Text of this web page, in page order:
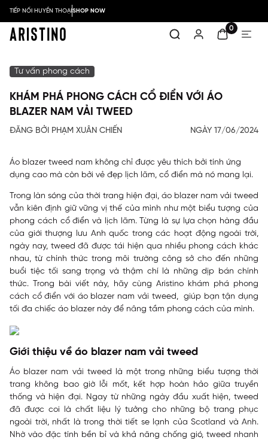
TIẾP NỐI HUYỀN THOẠISHOP NOW
0
Tư vấn phong cách
KHÁM PHÁ PHONG CÁCH CỔ ĐIỂN VỚI ÁO
BLAZER NAM VẢI TWEED
ĐĂNG BỞI PHẠM XUÂN CHIẾN NGÀY 17/06/2024
Áo blazer tweed nam không chỉ được yêu thích bởi tính ứng
dụng cao mà còn bởi vẻ đẹp lịch lãm, cổ điển mà nó mang lại.
Trong làn sóng của thời trang hiện đại, áo blazer nam vải tweed
vẫn kiên định giữ vững vị thế của mình như một biểu tượng của
phong cách cổ điển và lịch lãm. Từng là sự lựa chọn hàng đầu
của giới thượng lưu Anh quốc trong các hoạt động ngoài trời,
ngày nay, tweed đã được tái hiện qua nhiều phong cách khác
nhau, từ chính thức trong môi trường công sở cho đến những
buổi tiệc tối sang trọng và thậm chí là những dịp bán chính
thức. Trong bài viết này, hãy cùng Aristinokhám phá phong
cách cổ điển với áo blazer nam vải tweed, giúp bạn tận dụng
tối đa chiếc áo blazer này để nâng tầm phong cách của mình.
Giới thiệu về áo blazer nam vải tweed
Áo blazer nam vải tweed là một trong những biểu tượng thời
trang không bao giờ lỗi mốt, kết hợp hoàn hảo giữa truyền
thống và hiện đại. Ngay từ những ngày đầu xuất hiện, tweed
đã được coi là chất liệu lý tưởng cho những bộ trang phục
ngoài trời, nhất là trong thời tiết se lạnh của Scotland và Anh.
Nhờ vào đặc tính bền bỉ và khả năng chống gió, tweed nhanh